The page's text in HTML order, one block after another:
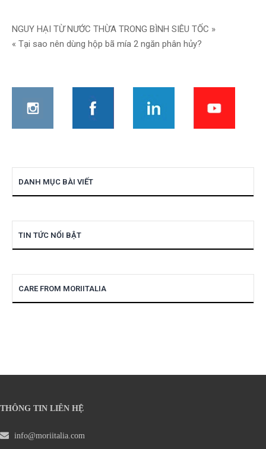
Điều
hướng
viết
NGUY HẠI TỪ NƯỚC THỪA TRONG BÌNH SIÊU TỐC »
« Tại sao nên dùng hộp bã mía 2 ngăn phân hủy?
DANH MỤC BÀI VIẾT
TIN TỨC NỔI BẬT
CARE FROM MORIITALIA
THÔNG TIN LIÊN HỆ
info@moriitalia.com